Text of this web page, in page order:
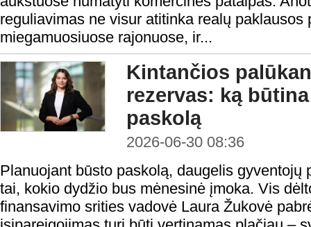
reguliavimas ne visur atitinka realų paklausos
miegamuosiuose rajonuose, ir...
Kintančios
rezervas: ką
paskolą
2026-06-30 08:36
Planuojant būsto paskolą, daugelis gyventojų
tai, kokio dydžio bus mėnesinė įmoka. Vis
finansavimo srities vadovė Laura Žukovė